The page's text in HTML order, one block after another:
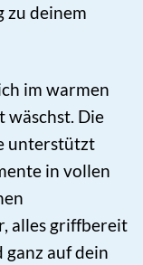
zu deinem
im warmen
wäschst. Die
unterstützt
in vollen
alles griffbereit
ganz auf dein